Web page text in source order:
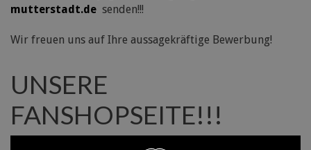
mutterstadt.de senden!!!
Wir freuen uns auf Ihre aussagekräftige Bewerbung!
UNSERE
FANSHOPSEITE!!!